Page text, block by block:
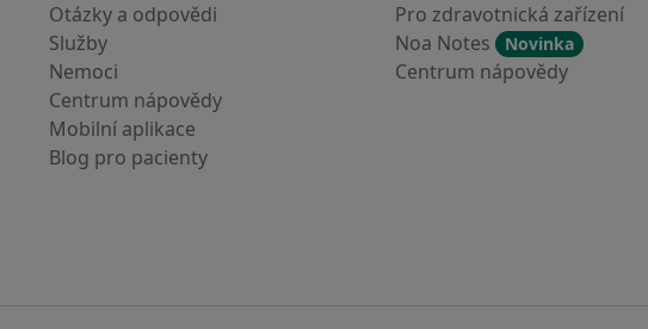
Otázky a odpovědi
Služby
Nemoci
Centrum nápovědy
Mobilní aplikace
Blog pro pacienty
Pro zdravotnická zařízení
Noa Notes
Novinka
Centrum nápovědy